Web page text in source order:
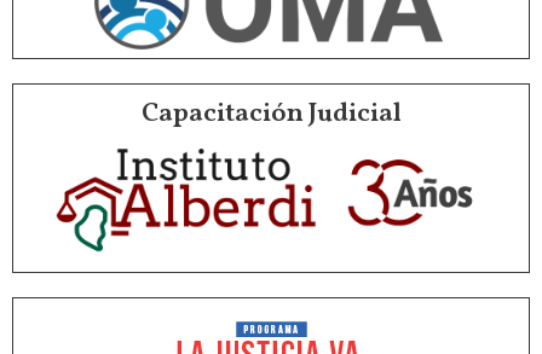
Capacitación Judicial